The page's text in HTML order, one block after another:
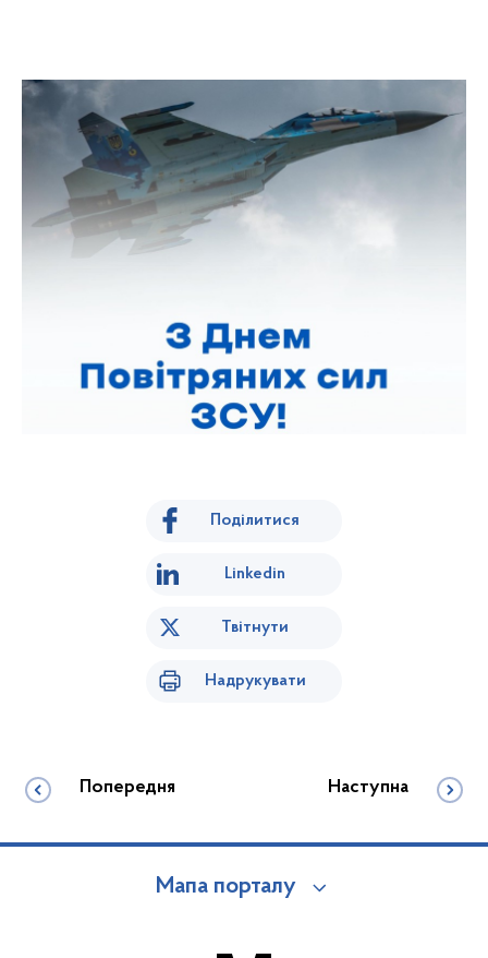
Поділитися
Linkedin
Твітнути
Надрукувати
Попередня Наступна
Мапа порталу